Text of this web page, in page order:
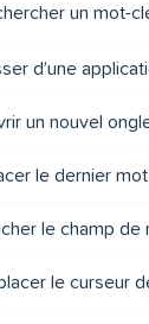
un mot-
d’une
un nouvel
le dernier mot
le champ de
le curseur